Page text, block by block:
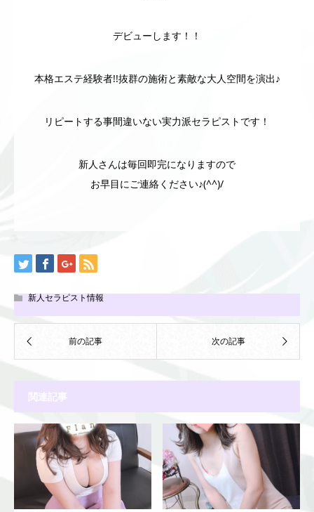
デビューします！！
本格エステ経験者!!抜群の施術と素敵な大人空間を演出♪
リピートする事間違いない実力派セラピストです！
新人さんは毎回即完になりますので
お早目にご連絡ください♪(^^)/
新人セラピスト情報
関連記事